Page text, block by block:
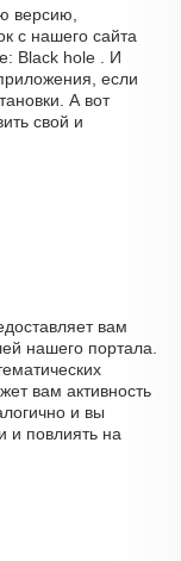
версию,
с нашего сайта
Black hole . И
если
А вот
свой и
вам
нашего портала.
вам активность
и вы
и повлиять на